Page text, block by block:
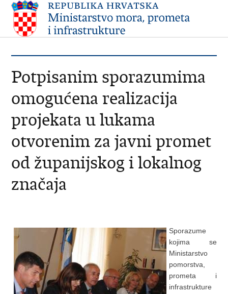
Potpisanim sporazumima
omogućena realizacija
projekata u lukama
otvorenim za javni promet
od županijskog i lokalnog
značaja
Sporazume
kojima se
Ministarstvo
pomorstva,
prometa i
infrastrukture